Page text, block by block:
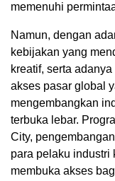
memenuhi
Namun, dengan
kebijakan yang
kreatif, serta
akses pasar global
mengembangkan
terbuka lebar.
City,
para pelaku industri
membuka akses